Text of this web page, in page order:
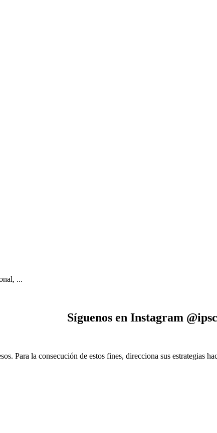
...
Síguenos en Instagram
Para la consecución de estos fines, direcciona sus estrategias